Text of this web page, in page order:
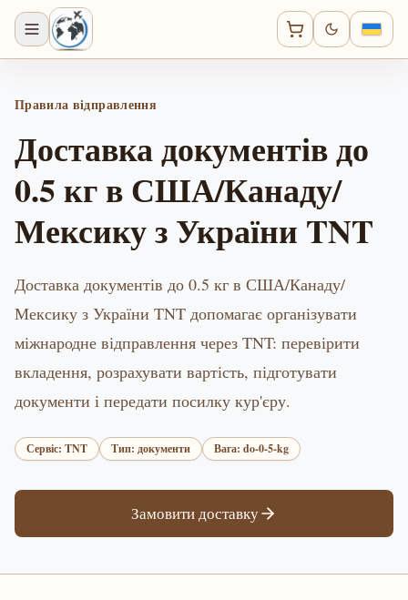
Правила відправлення
Доставка документів до
0.5 кг в США/Канаду/
Мексику з України TNT
Доставка документів до 0.5 кг в США/Канаду/
Мексику з України TNT допомагає організувати
міжнародне відправлення через TNT: перевірити
вкладення, розрахувати вартість, підготувати
документи і передати посилку кур'єру.
Сервіс: TNT Тип: документи Вага: do-0-5-kg
Замовити доставку